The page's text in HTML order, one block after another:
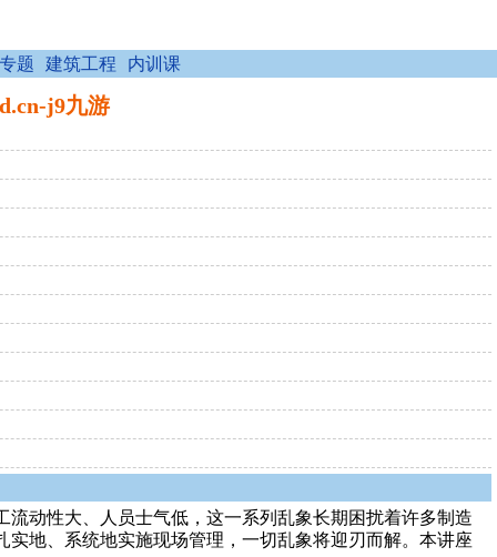
题 建筑工程 内训课
j9九游
动性大、人员士气低，这一系列乱象长期困扰着许多制造
地、系统地实施现场管理，一切乱象将迎刃而解。本讲座